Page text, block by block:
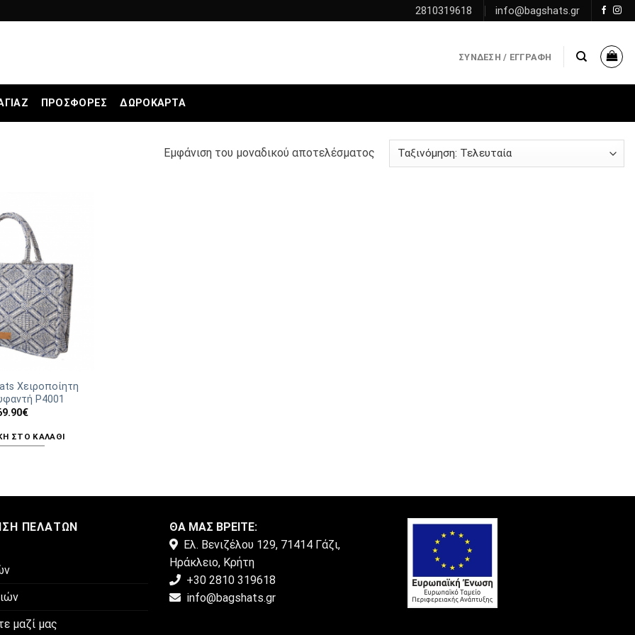
2810319618 info@bagshats.gr
ΣΎΝΔΕΣΗ / ΕΓΓΡΑΦΉ
ΠΡΟΣΦΟΡΕΣ ΔΩΡΟΚΆΡΤΑ
Εμφάνιση του μοναδικού αποτελέσματος
Χειροποίητη
Ρ4001
€
ΣΤΟ ΚΑΛΆΘΙ
ΠΕΛΑΤΏΝ
μαζί μας
ΘΑ ΜΑΣ ΒΡΕΙΤΕ:
Ελ. Βενιζέλου 129, 71414 Γάζι,
Ηράκλειο, Κρήτη
+30 2810 319618
info@bagshats.gr